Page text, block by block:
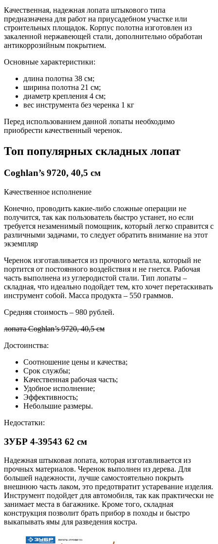
Качественная, надежная лопата штыкового типа
предназначена для работ на приусадебном участке или
строительных площадок. Корпус полотна изготовлен из
закаленной нержавеющей стали, дополнительно обработан
антикоррозийным покрытием.
Основные характеристики:
длина полотна 38 см;
ширина полотна 21 см;
диаметр крепления 4 см;
вес инструмента без черенка 1 кг
Перед использованием данной лопаты необходимо
приобрести качественный черенок.
Топ популярных складных лопат
Coghlan’s 9720, 40,5 см
Качественное исполнение
Конечно, проводить какие-либо сложные операции не
получится, так как пользователь быстро устанет, но если
требуется незаменимый помощник, который легко справится с
различными задачами, то следует обратить внимание на этот
экземпляр
Черенок изготавливается из прочного металла, который не
портится от постоянного воздействия и не гнется. Рабочая
часть выполнена из углеродистой стали. Тип лопаты –
складная, что идеально подойдет тем, кто хочет перетаскивать
инструмент собой. Масса продукта – 550 граммов.
Средняя стоимость – 980 рублей.
лопата Coghlan’s 9720, 40,5 см
Достоинства:
Соотношение цены и качества;
Срок службы;
Качественная рабочая часть;
Удобное исполнение;
Эффективность;
Небольшие размеры.
Недостатки:
ЗУБР 4-39543 62 см
Надежная штыковая лопата, которая изготавливается из
прочных материалов. Черенок выполнен из дерева. Для
большей надежности, лучше самостоятельно покрыть
внешнюю часть лаком, это предотвратит устаревание изделия.
Инструмент подойдет для автомобиля, так как практически не
занимает места в багажнике. Кроме того, складная
конструкция позволит брать прибор в походы и быстро
выкапывать ямы для разведения костра.